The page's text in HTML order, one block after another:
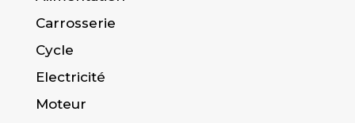
Carrosserie
Cycle
Electricité
Moteur